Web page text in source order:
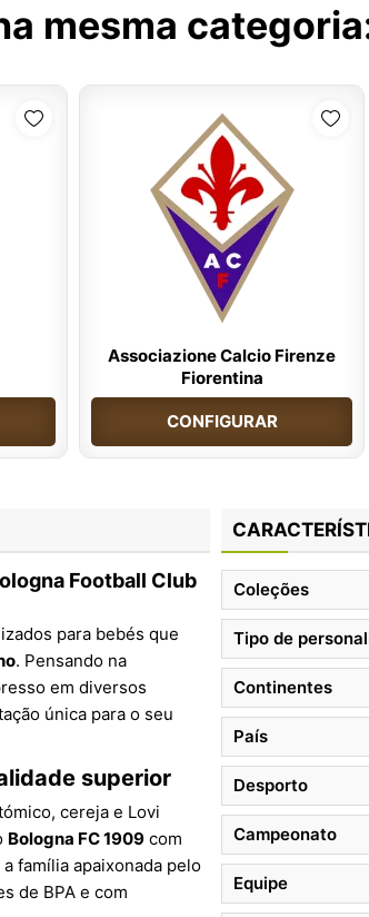
mesma
Associazione Calcio Firenze
Fiorentina
CONFIGURAR
Football Club
para bebés que
. Pensando na
em diversos
única para o seu
superior
cereja e Lovi
Bologna FC 1909 com
família apaixonada pelo
de BPA e com
Coleções
Tipo de
Continentes
País
Desporto
Campeonato
Equipe